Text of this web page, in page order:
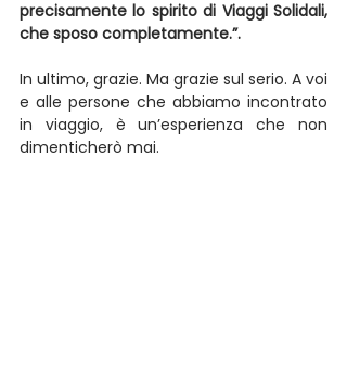
precisamente lo spirito di Viaggi Solidali,
che sposo completamente.”.
In ultimo, grazie. Ma grazie sul serio. A voi
e alle persone che abbiamo incontrato
in viaggio, è un’esperienza che non
dimenticherò mai.